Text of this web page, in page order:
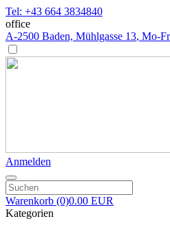
Tel: +43 664 3834840
office
A-2500 Baden, Mühlgasse 13, Mo-
Anmelden
Warenkorb (0)0.00 EUR
Kategorien